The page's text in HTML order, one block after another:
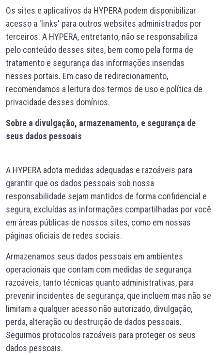
Os sites e aplicativos da HYPERA podem disponibilizar
acesso a 'links' para outros websites administrados por
terceiros. A HYPERA, entretanto, não se responsabiliza
pelo conteúdo desses sites, bem como pela forma de
tratamento e segurança das informações inseridas
nesses portais. Em caso de redirecionamento,
recomendamos a leitura dos termos de uso e política de
privacidade desses domínios.
Sobre a divulgação, armazenamento, e segurança de
seus dados pessoais
A HYPERA adota medidas adequadas e razoáveis para
garantir que os dados pessoais sob nossa
responsabilidade sejam mantidos de forma confidencial e
segura, excluídas as informações compartilhadas por você
em áreas públicas de nossos sites, como em nossas
páginas oficiais de redes sociais.
Armazenamos seus dados pessoais em ambientes
operacionais que contam com medidas de segurança
razoáveis, tanto técnicas quanto administrativas, para
prevenir incidentes de segurança, que incluem mas não se
limitam a qualquer acesso não autorizado, divulgação,
perda, alteração ou destruição de dados pessoais.
Seguimos protocolos razoáveis para proteger os seus
dados pessoais.